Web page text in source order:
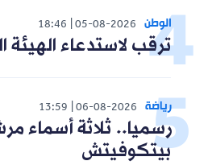
الوطن 05-08-2026
18:46
ترقب لاستدعاء الهيئة
رياضة 06-08-2026
13:59
رسميا.. ثلاثة أسماء
بيتكوفيتش